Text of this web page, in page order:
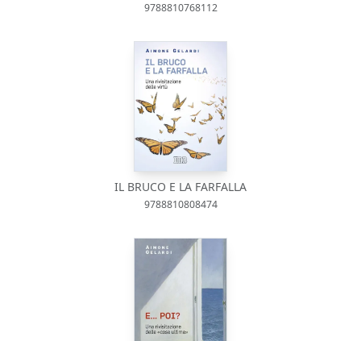
9788810768112
IL BRUCO E LA FARFALLA
9788810808474